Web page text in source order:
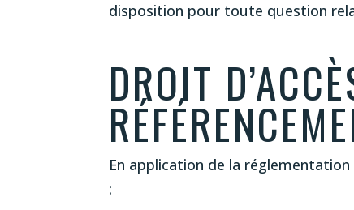
disposition pour toute question
DROIT
En application de la
: